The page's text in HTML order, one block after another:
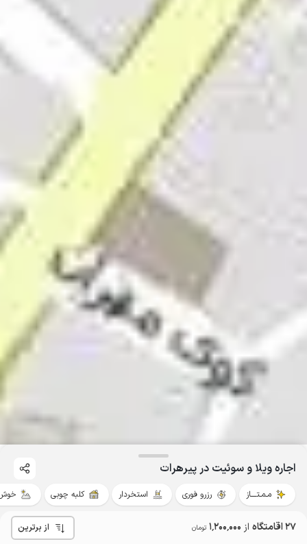
اجاره ویلا و سوئیت در پیرهرات
مـمـتــــاز رزرو فوری استخردار کلبه چوبی
27 اقامتگاه از 1٬200٬000 تومان از برترین